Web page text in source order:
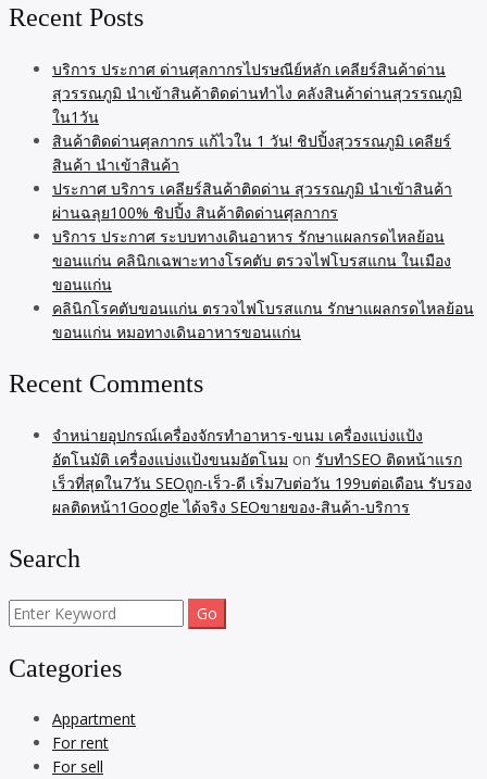
Recent Posts
บริการ ประกาศ ด่านศุลกากรไปรษณีย์หลัก เคลียร์สินค้าด่าน
สุวรรณภูมิ นำเข้าสินค้าติดด่านทำไง คลังสินค้าด่านสุวรรณภูมิ
ใน1วัน
สินค้าติดด่านศุลกากร แก้ไวใน 1 วัน! ชิปปิ้งสุวรรณภูมิ เคลียร์
สินค้า นำเข้าสินค้า
ประกาศ บริการ เคลียร์สินค้าติดด่าน สุวรรณภูมิ นำเข้าสินค้า
ผ่านฉลุย100% ชิปปิ้ง สินค้าติดด่านศุลกากร
บริการ ประกาศ ระบบทางเดินอาหาร รักษาแผลกรดไหลย้อน
ขอนแก่น คลินิกเฉพาะทางโรคตับ ตรวจไฟโบรสแกน ในเมือง
ขอนแก่น
คลินิกโรคตับขอนแก่น ตรวจไฟโบรสแกน รักษาแผลกรดไหลย้อน
ขอนแก่น หมอทางเดินอาหารขอนแก่น
Recent Comments
จำหน่ายอุปกรณ์เครื่องจักรทำอาหาร-ขนม เครื่องแบ่งแป้ง
อัตโนมัติ เครื่องแบ่งแป้งขนมอัตโนม on รับทำSEO ติดหน้าแรก
เร็วที่สุดใน7วัน SEOถูก-เร็ว-ดี เริ่ม7บต่อวัน 199บต่อเดือน รับรอง
ผลติดหน้า1Google ได้จริง SEOขายของ-สินค้า-บริการ
Search
Search
for:
Categories
Appartment
For rent
For sell